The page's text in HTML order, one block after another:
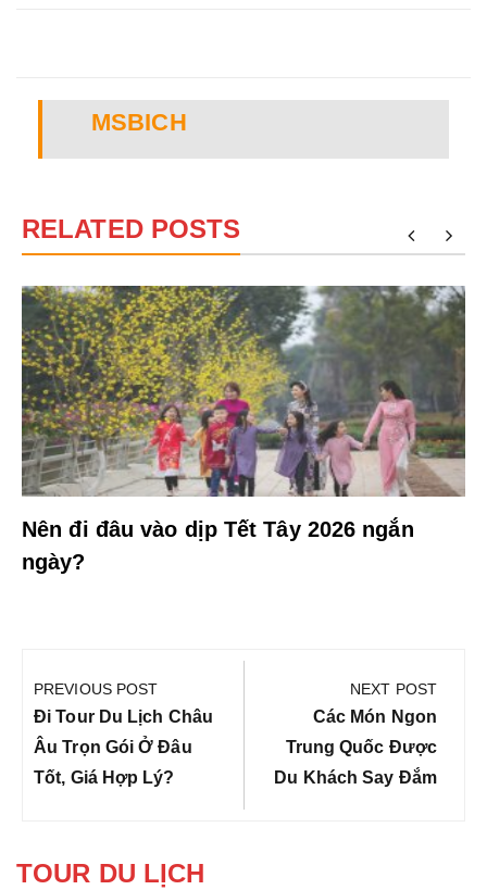
MSBICH
RELATED POSTS
Nên đi đâu vào dịp Tết Tây 2026 ngắn
ngày?
hướng
bài
viết
PREVIOUS POST
Previous
Post:
Đi Tour Du Lịch Châu
Âu Trọn Gói Ở Đâu
Tốt, Giá Hợp Lý?
NEXT POST
Next
Post:
Các Món Ngon
Trung Quốc Được
Du Khách Say Đắm
TOUR DU LỊCH